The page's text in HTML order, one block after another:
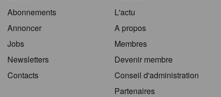
Abonnements
Annoncer
Jobs
Newsletters
Contacts
L'actu
A propos
Membres
Devenir membre
Conseil d'administration
Partenaires